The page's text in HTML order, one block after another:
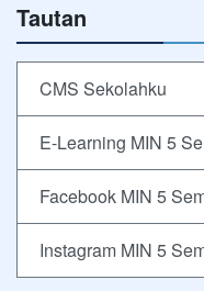
Tautan
CMS Sekolahku
E-Learning MIN 5
Facebook MIN 5
Instagram MIN 5